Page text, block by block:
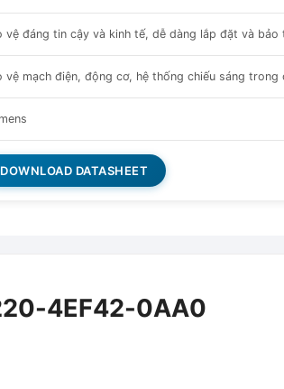
vệ đáng tin cậy và kinh tế, dễ dàng lắp đặt và
vệ mạch điện, động cơ, hệ thống chiếu sáng trong
DOWNLOAD DATASHEET
4EF42-0AA0